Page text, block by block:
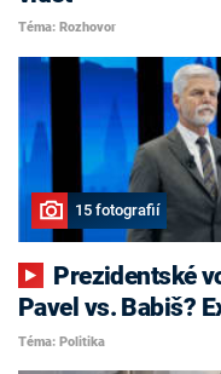
Téma: Rozhovor
15 fotografií
Pavel vs. Babiš?
Téma: Politika